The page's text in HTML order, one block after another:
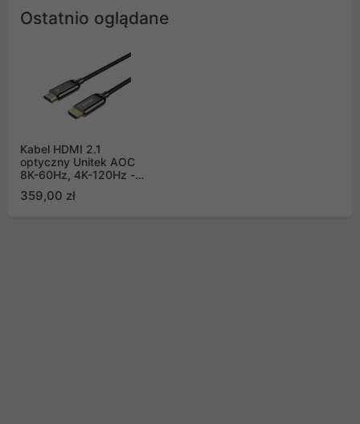
Ostatnio oglądane
Kabel HDMI 2.1
optyczny Unitek AOC
8K-60Hz, 4K-120Hz -
60M)
359,00 zł